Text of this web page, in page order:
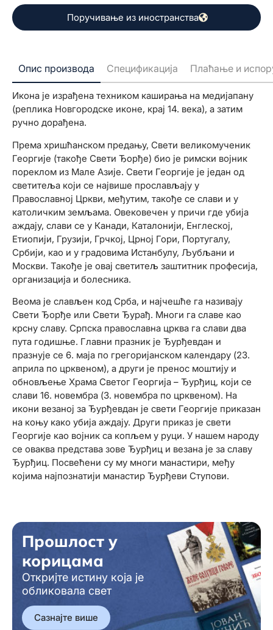
Поручивање из иностранства
Опис производа Спецификација Плаћање и
Икона је израђена техником каширања на медијапану
(реплика Новгородске иконе, крај 14. века), а затим
ручно дорађена.
Према хришћанском предању, Свети великомученик
Георгије (такође Свети Ђорђе) био је римски војник
пореклом из Мале Азије. Свети Георгије је један од
светитеља који се највише прослављају у
Православној Цркви, међутим, такође се слави и у
католичким земљама. Овековечен у причи где убија
аждају, слави се у Канади, Каталонији, Енглеској,
Етиопији, Грузији, Грчкој, Црној Гори, Португалу,
Србији, као и у градовима Истанбулу, Љубљани и
Москви. Такође је овај светитељ заштитник професија,
организација и болесника.
Веома је слављен код Срба, и најчешће га називају
Свети Ђорђе или Свети Ђурађ. Многи га славе као
крсну славу. Српска православна црква га слави два
пута годишње. Главни празник је Ђурђевдан и
празнује се 6. маја по грегоријанском календару (23.
априла по црквеном), а други је пренос моштију и
обновљење Храма Светог Георгија – Ђурђиц, који се
слави 16. новембра (3. новембра по црквеном). На
икони везаној за Ђурђевдан је свети Георгије приказан
на коњу како убија аждају. Други приказ је свети
Георгије као војник са копљем у руци. У нашем народу
се оваква представа зове Ђурђиц и везана је за славу
Ђурђиц. Посвећени су му многи манастири, међу
којима најпознатији манастир Ђурђеви Ступови.
Прошлост у
корицама
Откријте истину која је
обликовала свет
Сазнајте више